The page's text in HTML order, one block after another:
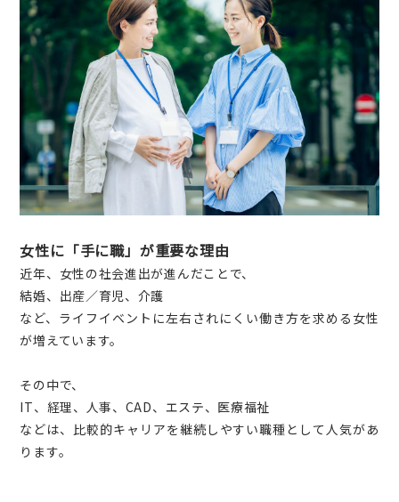
女性に「手に職」が重要な理由
近年、女性の社会進出が進んだことで、
結婚、出産／育児、介護
など、ライフイベントに左右されにくい働き方を求める女性
が増えています。
その中で、
IT、経理、人事、CAD、エステ、医療福祉
などは、比較的キャリアを継続しやすい職種として人気があ
ります。